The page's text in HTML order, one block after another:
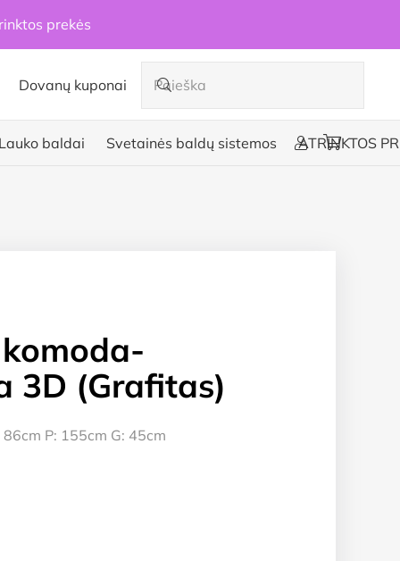
prekės
Dovanų kuponai
baldai Svetainės baldų sistemos ATRINKTOS
komoda-
3D (Grafitas)
P: 155cm G: 45cm